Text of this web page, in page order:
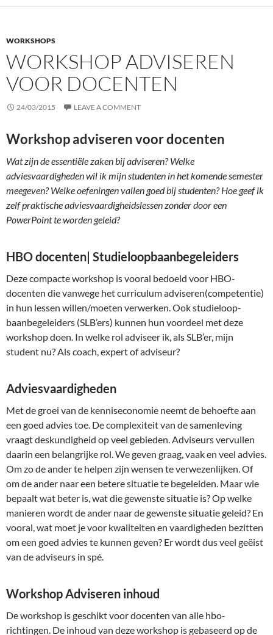
WORKSHOPS
WORKSHOP ADVISEREN
VOOR DOCENTEN
24/03/2015 LEAVE A COMMENT
Workshop adviseren voor docenten
Wat zijn de essentiële zaken bij adviseren? Welke
adviesvaardigheden wil ik mijn studenten in het komende semester
meegeven? Welke oefeningen vallen goed bij studenten? Hoe geef ik
zelf praktische adviesvaardigheidslessen zonder door een
PowerPoint te worden geleid?
HBO docenten| Studieloopbaanbegeleiders
Deze compacte workshop is vooral bedoeld voor HBO-
docenten die vanwege het curriculum adviseren(competentie)
in hun lessen willen/moeten verwerken. Ook studieloop-
baanbegeleiders (SLB’ers) kunnen hun voordeel met deze
workshop doen. In welke rol adviseer ik, als SLB’er, mijn
student nu? Als coach, expert of adviseur?
Adviesvaardigheden
Met de groei van de kenniseconomie neemt de behoefte aan
een goed advies toe. De complexiteit van de samenleving
vraagt deskundigheid op veel gebieden. Adviseurs vervullen
daarin een belangrijke rol. We geven graag, vaak en veel advies.
Om zo de ander te helpen zijn wensen te verwezenlijken. Of
om de ander naar een betere situatie te begeleiden. Maar wie
bepaalt wat beter is, wat die gewenste situatie is? Op welke
manieren wordt de ander naar de gewenste situatie geleid? En
vooral, wat moet je voor kwaliteiten en vaardigheden bezitten
om een goed advies te kunnen geven? Er wordt dus veel geëist
van de adviseurs in spé.
Workshop Adviseren inhoud
De workshop is geschikt voor docenten van alle hbo-
richtingen. De inhoud van deze workshop is gebaseerd op de